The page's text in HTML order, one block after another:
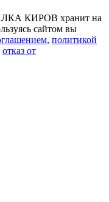
КИРОВ хранит на
сайтом вы
, политикой
отказ от